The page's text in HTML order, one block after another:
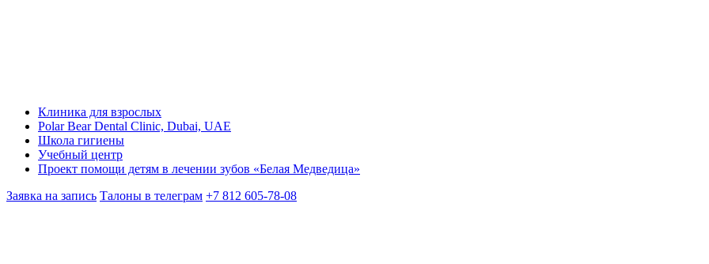
Клиника для взрослых
Polar Bear Dental Clinic, Dubai, UAE
Школа гигиены
Учебный центр
Проект помощи детям в лечении зубов «Белая Медведица»
Заявка на запись Талоны в телеграм +7 812 605-78-08